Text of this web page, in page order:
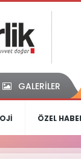
GALERİLER
ÖZEL